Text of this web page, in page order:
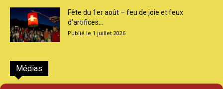
Fête du 1er août – feu de joie et feux
d’artifices...
1 juillet 2026
Médias